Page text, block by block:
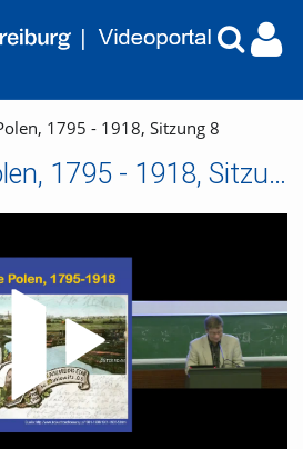
1795 - 1918, Sitzung 8
Das geteilte Polen, 1795 - 1918, Sitzung 8